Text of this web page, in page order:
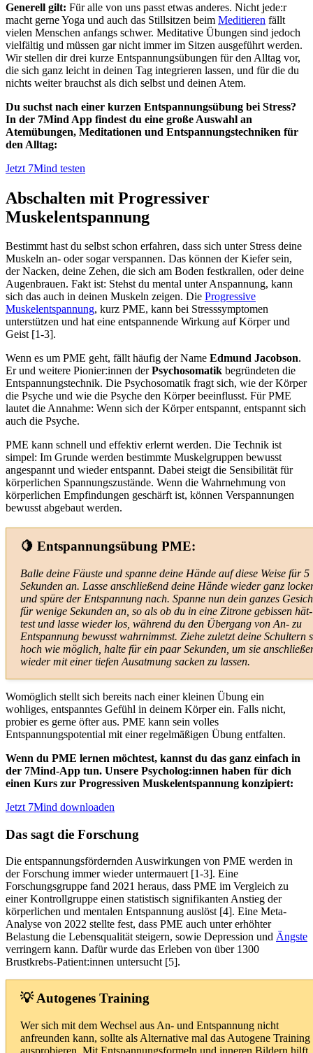
Generell gilt: Für alle von uns passt etwas anderes. Nicht jede:r
macht gerne Yoga und auch das Stillsitzen beim Meditieren fällt
vielen Menschen anfangs schwer. Meditative Übungen sind jedoch
vielfältig und müssen gar nicht immer im Sitzen ausgeführt werden.
Wir stellen dir drei kurze Entspannungsübungen für den Alltag vor,
die sich ganz leicht in deinen Tag integrieren lassen, und für die du
nichts weiter brauchst als dich selbst und deinen Atem.
Du suchst nach einer kurzen Entspannungsübung bei Stress?
In der 7Mind App findest du eine große Auswahl an
Atemübungen, Meditationen und Entspannungstechniken für
den Alltag:
Jetzt 7Mind testen
Abschalten mit Progressiver
Muskelentspannung
Bestimmt hast du selbst schon erfahren, dass sich unter Stress deine
Muskeln an- oder sogar verspannen. Das können der Kiefer sein,
der Nacken, deine Zehen, die sich am Boden festkrallen, oder deine
Augenbrauen. Fakt ist: Stehst du mental unter Anspannung, kann
sich das auch in deinen Muskeln zeigen. Die Progressive
Muskelentspannung, kurz PME, kann bei Stresssymptomen
unterstützen und hat eine entspannende Wirkung auf Körper und
Geist[1-3].
Wenn es um PME geht, fällt häufig der Name Edmund Jacobson.
Er und weitere Pionier:innen derPsychosomatik begründeten die
Entspannungstechnik. Die Psychosomatik fragt sich, wie der Körper
die Psyche und wie die Psyche den Körper beeinflusst. Für PME
lautet die Annahme: Wenn sich der Körper entspannt, entspannt sich
auch die Psyche.
PME kann schnell und effektiv erlernt werden. Die Technik ist
simpel: Im Grunde werden bestimmte Muskelgruppen bewusst
angespannt und wieder entspannt. Dabei steigt die Sensibilität für
körperlichen Spannungszustände. Wenn die Wahrnehmung von
körperlichen Empfindungen geschärft ist, können Verspannungen
bewusst abgebaut werden.
🍋 Entspannungsübung PME:
Balle deine Fäuste und spanne deine Hände auf diese Weise für 5
Sekunden an. Lasse anschlie­ßend deine Hände wieder ganz
und spüre der Entspannung nach. Spanne nun dein ganzes
für wenige Sekunden an, so als ob du in eine Zitrone gebis­sen hät­
test und lasse wieder los, während du den Übergang von An- zu
Entspannung bewusst wahrnimmst. Ziehe zuletzt deine Schul­tern
hoch wie mög­lich, halte für ein paar Sekunden, um sie
wieder mit einer tiefen Ausatmung sacken zu lassen.
Womöglich stellt sich bereits nach einer kleinen Übung ein
wohliges, entspanntes Gefühl in deinem Körper ein. Falls nicht,
probier es gerne öfter aus. PME kann sein volles
Entspannungspotential mit einer regelmäßigen Übung entfalten.
Wenn du PME lernen möchtest, kannst du das ganz einfach in
der 7Mind-App tun. Unsere Psycholog:innen haben für dich
einen Kurs zur Progressiven Muskelentspannung konzipiert:
Jetzt 7Mind downloaden
Das sagt die Forschung
Die entspannungsfördernden Aus­wir­kun­gen von PME werden in
der Forschung immer wieder untermauert [1-3]. Eine
Forschungsgruppe fand 2021 heraus, dass PME im Vergleich zu
einer Kontrollgruppe einen statistisch signifikanten Anstieg der
körperlichen und mentalen Entspannung auslöst [4]. Eine Meta-
Analyse von 2022 stellte fest, dass PME auch unter erhöhter
Belastung die Lebensqualität steigern, sowie Depression und Ängste
verringern kann. Dafür wurde das Erleben von über 1300
Brustkrebs-Patient:innen untersucht [5].
💡 Autogenes Training
Wer sich mit dem Wechsel aus An- und Entspannung nicht
anfreunden kann, sollte als Alternative mal das Autogene Training
ausprobieren. Mit Entspannungsformeln und inneren Bildern hilft